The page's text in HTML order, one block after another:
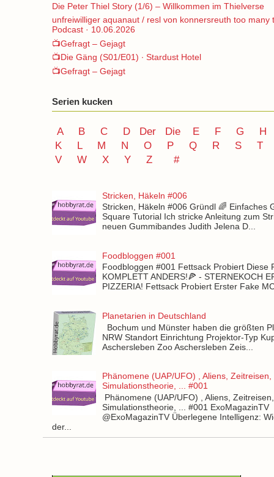
Die Peter Thiel Story (1/6) – Willkommen im Thielverse
unfreiwilliger aquanaut / resl von konnersreuth too many
Podcast · 10.06.2026
📺Gefragt – Gejagt
📺Die Gäng (S01/E01) ∙ Stardust Hotel
📺Gefragt – Gejagt
Serien kucken
A B C D Der Die E F G
H
K
L M N O P Q R S
T
V
W X Y Z #
Stricken, Häkeln #006
Stricken, Häkeln #006 Gründl 🌈 Einfaches
Square Tutorial Ich stricke Anleitung zum
neuen Gummibandes Judith Jelena D...
Foodbloggen #001
Foodbloggen #001 Fettsack Probiert Diese
KOMPLETT ANDERS!🍕 - STERNEKOCH
PIZZERIA! Fettsack Probiert Erster Fake
Planetarien in Deutschland
Bochum und Münster haben die größten
NRW Standort Einrichtung Projektor-Typ
Aschersleben Zoo Aschersleben Zeis...
Phänomene (UAP/UFO) , Aliens, Zeitreisen,
Simulationstheorie, ... #001
Phänomene (UAP/UFO) , Aliens, Zeitreisen,
Simulationstheorie, ... #001 ExoMagazinTV
@ExoMagazinTV Überlegene Intelligenz:
der...